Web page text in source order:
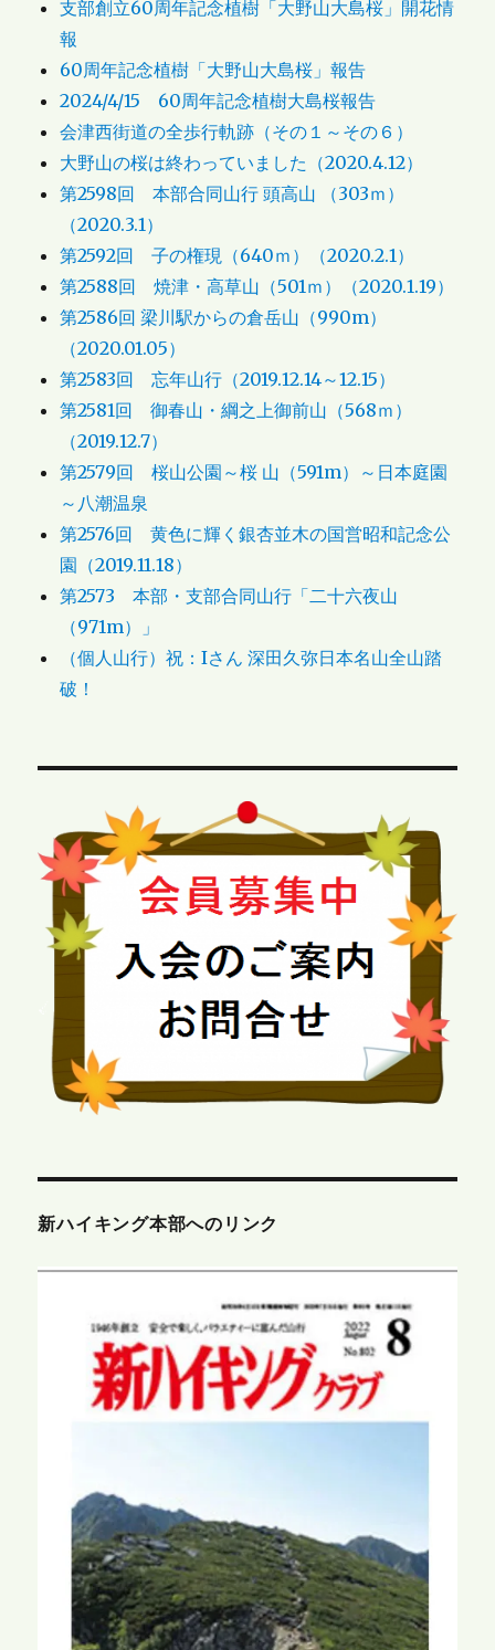
支部創立60周年記念植樹「大野山大島桜」開花情
報
60周年記念植樹「大野山大島桜」報告
2024/4/15 60周年記念植樹大島桜報告
会津西街道の全歩行軌跡（その１～その６）
大野山の桜は終わっていました（2020.4.12）
第2598回 本部合同山行 頭高山 （303ｍ）
（2020.3.1）
第2592回 子の権現（640ｍ）（2020.2.1）
第2588回 焼津・高草山（501ｍ）（2020.1.19）
第2586回 梁川駅からの倉岳山（990m）
（2020.01.05）
第2583回 忘年山行（2019.12.14～12.15）
第2581回 御春山・綱之上御前山（568ｍ）
（2019.12.7）
第2579回 桜山公園～桜 山（591m）～日本庭園
～八潮温泉
第2576回 黄色に輝く銀杏並木の国営昭和記念公
園（2019.11.18）
第2573 本部・支部合同山行「二十六夜山
（971m）」
（個人山行）祝：Iさん 深田久弥日本名山全山踏
破！
新ハイキング本部へのリンク